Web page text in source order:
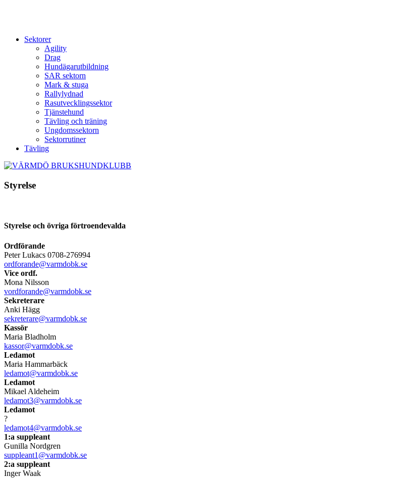
Sektorer
Agility
Drag
Hundägarutbildning
SAR sektorn
Mark & stuga
Rallylydnad
Rasutvecklingssektor
Tjänstehund
Tävling och träning
Ungdomssektorn
Sektorrutiner
Tävling
Styrelse
Styrelse och övriga förtroendevalda
Ordförande
Peter Lukacs 0708-276994
ordforande@varmdobk.se
Vice ordf.
Mona Nilsson
vordforande@varmdobk.se
Sekreterare
Anki Hägg
sekreterare@varmdobk.se
Kassör
Maria Bladholm
kassor@varmdobk.se
Ledamot
Maria Hammarbäck
ledamot@varmdobk.se
Ledamot
Mikael Aldeheim
ledamot3@varmdobk.se
Ledamot
?
ledamot4@varmdobk.se
1:a suppleant
Gunilla Nordgren
suppleant1@varmdobk.se
2:a suppleant
Inger Waak